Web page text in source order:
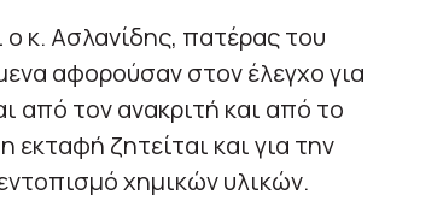
ο κ. Ασλανίδης, πατέρας του
αφορούσαν στον έλεγχο για
από τον ανακριτή και από το
ζητείται και για την
χημικών υλικών.